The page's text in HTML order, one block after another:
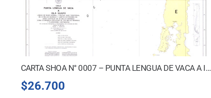
CARTA SHOA N° 0007 – PUNTA LENGUA DE VACA A ISLA GUAFO *
$26.700